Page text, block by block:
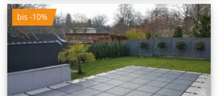
bis -10%